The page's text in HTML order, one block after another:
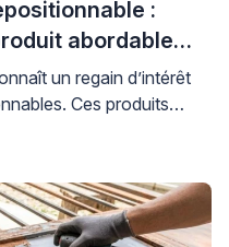
:
abordable
un regain d’intérêt
Ces produits
et miroirs sans
aux
pour verre offrent
la luminosité